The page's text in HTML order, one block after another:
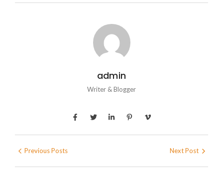
admin
Writer & Blogger
Previous Posts Next Post